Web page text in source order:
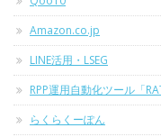
Amazon.co.jp
LINE活用・LSEG
RPP運用自動化ツール「
らくらくーぽん